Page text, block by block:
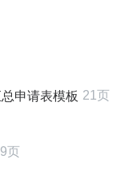
申请表模板 21页
9页